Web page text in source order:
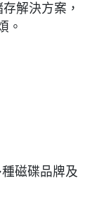
解決方案，
。
磁碟品牌及